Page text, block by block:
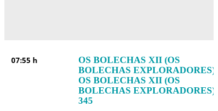
07:55 h
OS BOLECHAS XII (OS
BOLECHAS EXPLORADORES):
OS BOLECHAS XII (OS
BOLECHAS EXPLORADORES)
345